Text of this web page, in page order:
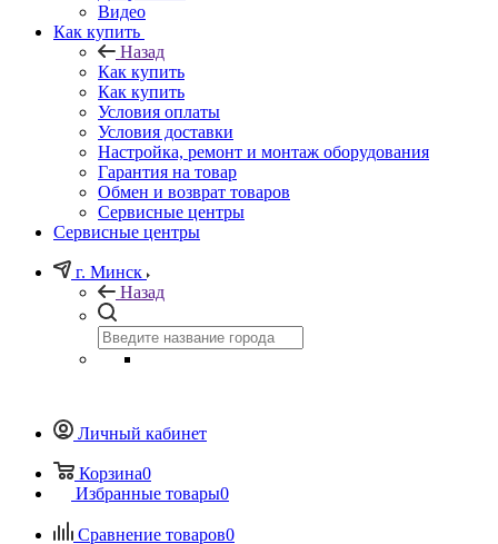
Видео
Как купить
Назад
Как купить
Как купить
Условия оплаты
Условия доставки
Настройка, ремонт и монтаж оборудования
Гарантия на товар
Обмен и возврат товаров
Сервисные центры
Сервисные центры
г. Минск
Назад
Личный кабинет
Корзина0
Избранные товары0
Сравнение товаров0